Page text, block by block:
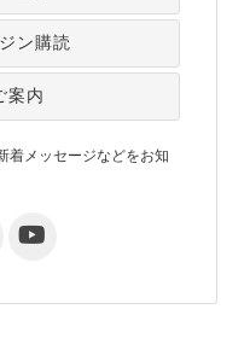
ン購読
案内
着メッセージなどをお知